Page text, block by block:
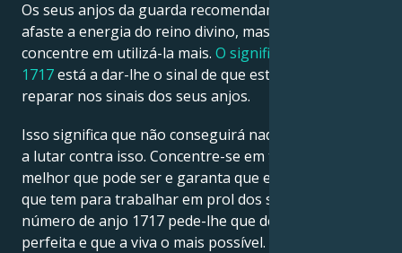
Os seus anjos da guarda recomendam-lhe que não
afaste a energia do reino divino, mas que se
concentre em utilizá-la mais. O significado do anjo
1717está a dar-lhe o sinal de que está na altura de
reparar nos sinais dos seus anjos.
Isso significa que não conseguirá nada se continuar
a lutar contra isso. Concentre-se em tornar-se o
melhor que pode ser e garanta que está a dar tudo o
que tem para trabalhar em prol dos seus sonhos. O
número de anjo 1717 pede-lhe que desenhe uma vida
perfeita e que a viva o mais possível.